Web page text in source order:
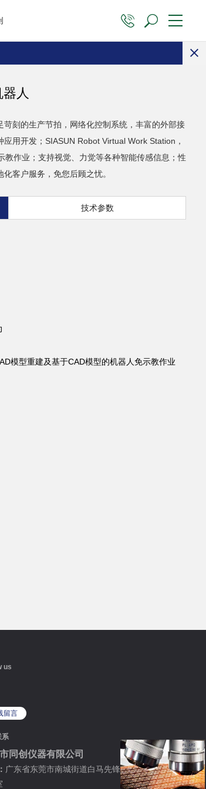
人
刻的生产节拍，网络化控制系统，丰富的外部接
用开发；SIASUN Robot Virtual Work Station，
作业；支持视觉、力觉等各种智能传感信息；性
客户服务，免您后顾之忧。
技术参数
模型重建及基于CAD模型的机器人免示教作业
us
留言
系
同创仪器有限公司
广东省东莞市南城街道白马先锋路13号2栋